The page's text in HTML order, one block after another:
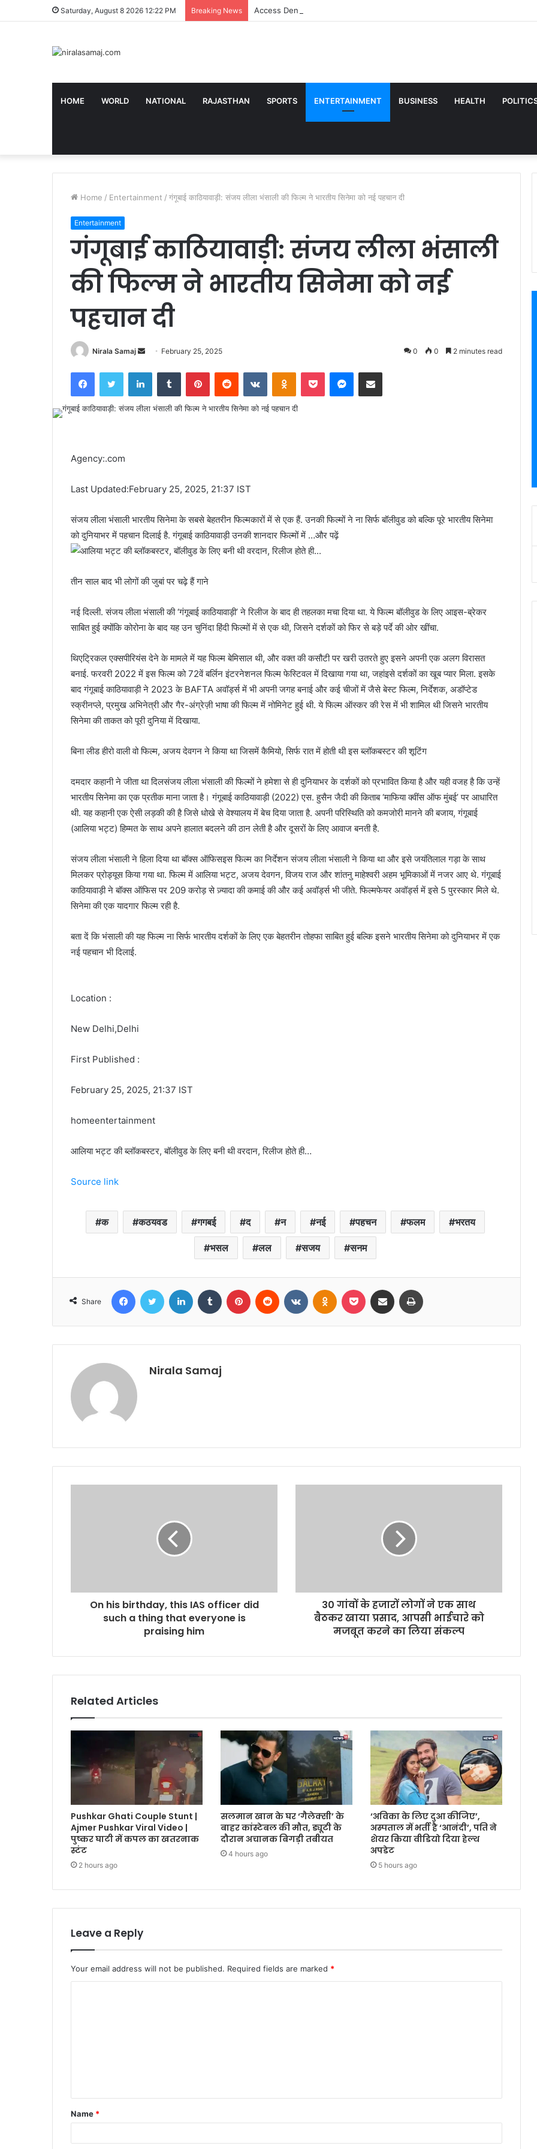
Saturday, August 8 2026 12:22 PM Breaking News Access Denied
HOME WORLD NATIONAL RAJASTHAN SPORTS ENTERTAINMENT BUSINESS HEALTH
Home / Entertainment / गंगूबाई काठियावाड़ी: संजय लीला भंसाली की फिल्म ने भारतीय सिनेमा को नई पहचान दी
Entertainment
गंगूबाई काठियावाड़ी: संजय लीला भंसाली
की फिल्म ने भारतीय सिनेमा को नई
पहचान दी
Nirala Samaj
Send February 25, 2025 0 0 2 minutes read
FacebookTwitter LinkedInTumblr PinterestReddit VKontakteOdnoklassniki
Pocket Messenger
Share via Email
Agency:.com
Last Updated:February 25, 2025, 21:37 IST
संजय लीला भंसाली भारतीय सिनेमा के सबसे बेहतरीन फिल्मकारों में से एक हैं. उनकी फिल्मों ने ना सिर्फ बॉलीवुड को बल्कि पूरे भारतीय सिनेमा
को दुनियाभर में पहचान दिलाई है. गंगूबाई काठियावाड़ी उनकी शानदार फिल्मों में …और पढ़ें
तीन साल बाद भी लोगों की जुबां पर चढ़े हैं गाने
नई दिल्ली. संजय लीला भंसाली की ‘गंगूबाई काठियावाड़ी’ ने रिलीज के बाद ही तहलका मचा दिया था. ये फिल्म बॉलीवुड के लिए आइस-ब्रेकर
साबित हुई क्योंकि कोरोना के बाद यह उन चुनिंदा हिंदी फिल्मों में से एक थी, जिसने दर्शकों को फिर से बड़े पर्दे की ओर खींचा.
थिएट्रिकल एक्सपीरियंस देने के मामले में यह फिल्म बेमिसाल थी, और वक्त की कसौटी पर खरी उतरते हुए इसने अपनी एक अलग विरासत
बनाई. फरवरी 2022 में इस फिल्म को 72वें बर्लिन इंटरनेशनल फिल्म फेस्टिवल में दिखाया गया था, जहांइसे दर्शकों का खूब प्यार मिला. इसके
बाद गंगूबाई काठियावाड़ी ने 2023 के BAFTA अवॉर्ड्स में भी अपनी जगह बनाई और कई चीजों में जैसे बेस्ट फिल्म, निर्देशक, अडॉप्टेड
स्क्रीनप्ले, प्रमुख अभिनेत्री और गैर-अंग्रेज़ी भाषा की फिल्म में नोमिनेट हुई थी. ये फिल्म ऑस्कर की रेस में भी शामिल थी जिसने भारतीय
सिनेमा की ताकत को पूरी दुनिया में दिखाया.
बिना लीड हीरो वाली वो फिल्म, अजय देवगन ने किया था जिसमें कैमियो, सिर्फ रात में होती थी इस ब्लॉकबस्टर की शूटिंग
दमदार कहानी ने जीता था दिलसंजय लीला भंसाली की फिल्मों ने हमेशा से ही दुनियाभर के दर्शकों को प्रभावित किया है और यही वजह है कि उन्हें
भारतीय सिनेमा का एक प्रतीक माना जाता है। गंगूबाई काठियावाड़ी (2022) एस. हुसैन जैदी की किताब ‘माफिया क्वींस ऑफ मुंबई’ पर आधारित
थी. यह कहानी एक ऐसी लड़की की है जिसे धोखे से वेश्यालय में बेच दिया जाता है. अपनी परिस्थिति को कमजोरी मानने की बजाय, गंगूबाई
(आलिया भट्ट) हिम्मत के साथ अपने हालात बदलने की ठान लेती है और दूसरों के लिए आवाज बनती है.
संजय लीला भंसाली ने हिला दिया था बॉक्स ऑफिसइस फिल्म का निर्देशन संजय लीला भंसाली ने किया था और इसे जयंतिलाल गड़ा के साथ
मिलकर प्रोड्यूस किया गया था. फिल्म में आलिया भट्ट, अजय देवगन, विजय राज और शांतनु माहेश्वरी अहम भूमिकाओं में नजर आए थे. गंगूबाई
काठियावाड़ी ने बॉक्स ऑफिस पर 209 करोड़ से ज़्यादा की कमाई की और कई अवॉर्ड्स भी जीते. फिल्मफेयर अवॉर्ड्स में इसे 5 पुरस्कार मिले थे.
सिनेमा की एक यादगार फिल्म रही है.
बता दें कि भंसाली की यह फिल्म ना सिर्फ भारतीय दर्शकों के लिए एक बेहतरीन तोहफा साबित हुई बल्कि इसने भारतीय सिनेमा को दुनियाभर में एक
नई पहचान भी दिलाई.
Location :
New Delhi,Delhi
First Published :
February 25, 2025, 21:37 IST
homeentertainment
आलिया भट्ट की ब्लॉकबस्टर, बॉलीवुड के लिए बनी थी वरदान, रिलीज होते ही…
Source link
क कठयवड गगबई द न नई पहचन फलम भरतय
भसल लल सजय सनम
Share
FacebookTwitter LinkedIn Tumblr Pinterest Reddit VKontakteOdnoklassniki
Pocket Share via Email
Nirala Samaj
On his birthday, this IAS officer did
such a thing that everyone is
praising him
30 गांवों के हजारों लोगों ने एक साथ
बैठकर खाया प्रसाद, आपसी भाईचारे को
मजबूत करने का लिया संकल्प
Related Articles
Pushkar Ghati Couple Stunt |
Ajmer Pushkar Viral Video |
पुष्कर घाटी में कपल का खतरनाक
स्टंट
2 hours ago
सलमान खान के घर ‘गैलेक्सी’ के
बाहर कांस्टेबल की मौत, ड्यूटी के
दौरान अचानक बिगड़ी तबीयत
4 hours ago
‘अविका के लिए दुआ कीजिए’,
अस्पताल में भर्ती है ‘आनंदी’, पति ने
शेयर किया वीडियो दिया हेल्थ
अपडेट
5 hours ago
Leave a Reply
Your email address will not be published. Required fields are marked *
Name *